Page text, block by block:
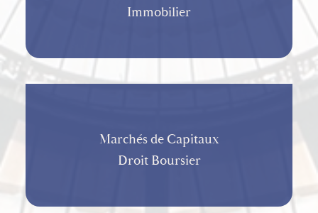
Immobilier
Marchés de Capitaux
Droit Boursier